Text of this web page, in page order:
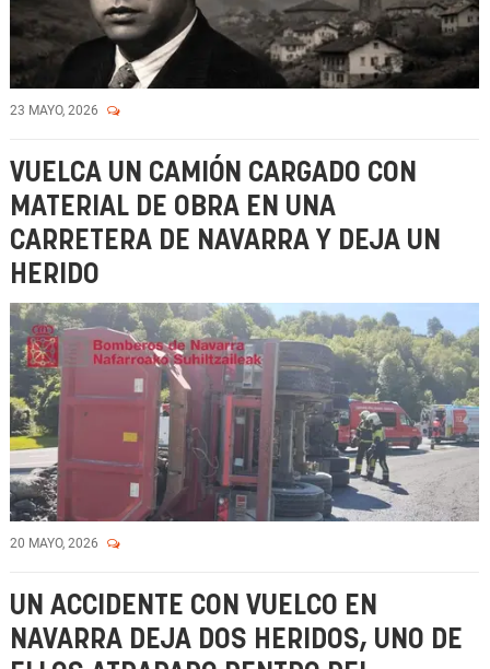
23 MAYO, 2026
VUELCA UN CAMIÓN CARGADO CON
MATERIAL DE OBRA EN UNA
CARRETERA DE NAVARRA Y DEJA UN
HERIDO
20 MAYO, 2026
UN ACCIDENTE CON VUELCO EN
NAVARRA DEJA DOS HERIDOS, UNO DE